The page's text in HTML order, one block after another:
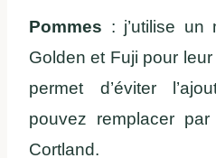
Pommes : j’utilise un
Golden et Fuji pour
permet d’éviter
pouvez remplacer
Cortland.